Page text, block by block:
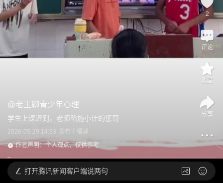
@老王聊青少年心理
学生上课迟到，老师略施小计的惩罚
2026-05-29 14:33 发布于福建
作者声明：个人观点，仅供参考
2
评论
收藏
分享
打开腾讯新闻客户端说两句